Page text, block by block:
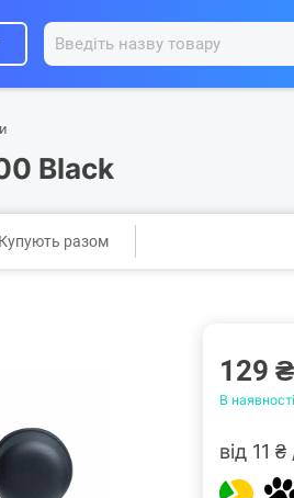
Black
Купують разом
129 ₴
В наявності
від 11 ₴